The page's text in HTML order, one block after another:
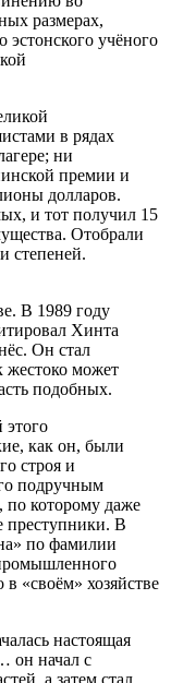
размерах,
эстонского учёного
в рядах
ни
премии и
долларов.
и тот получил 15
Отобрали
степеней.
В 1989 году
Хинта
Он стал
жестоко может
подобных.
этого
как он, были
строя и
подручным
по которому даже
преступники. В
по фамилии
«своём» хозяйстве
настоящая
он начал с
а затем стал